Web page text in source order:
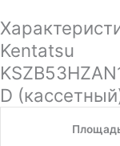
Kentatsu
D